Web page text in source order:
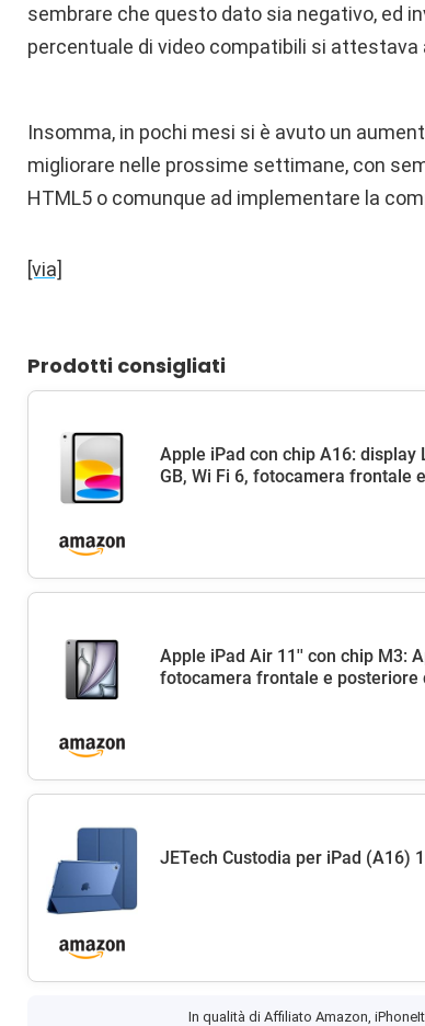
sembrare che questo dato sia negativo, ed
percentuale di video compatibili si attestava
Insomma, in pochi mesi si è avuto un
migliorare nelle prossime settimane, con
HTML5 o comunque ad implementare la
[via]
Prodotti consigliati
Apple iPad con chip A16: display
GB, Wi Fi 6, fotocamera frontale
Apple iPad Air 11'' con chip M3:
fotocamera frontale e posteriore
JETech Custodia per iPad (A16)
In qualità di Affiliato Amazon,